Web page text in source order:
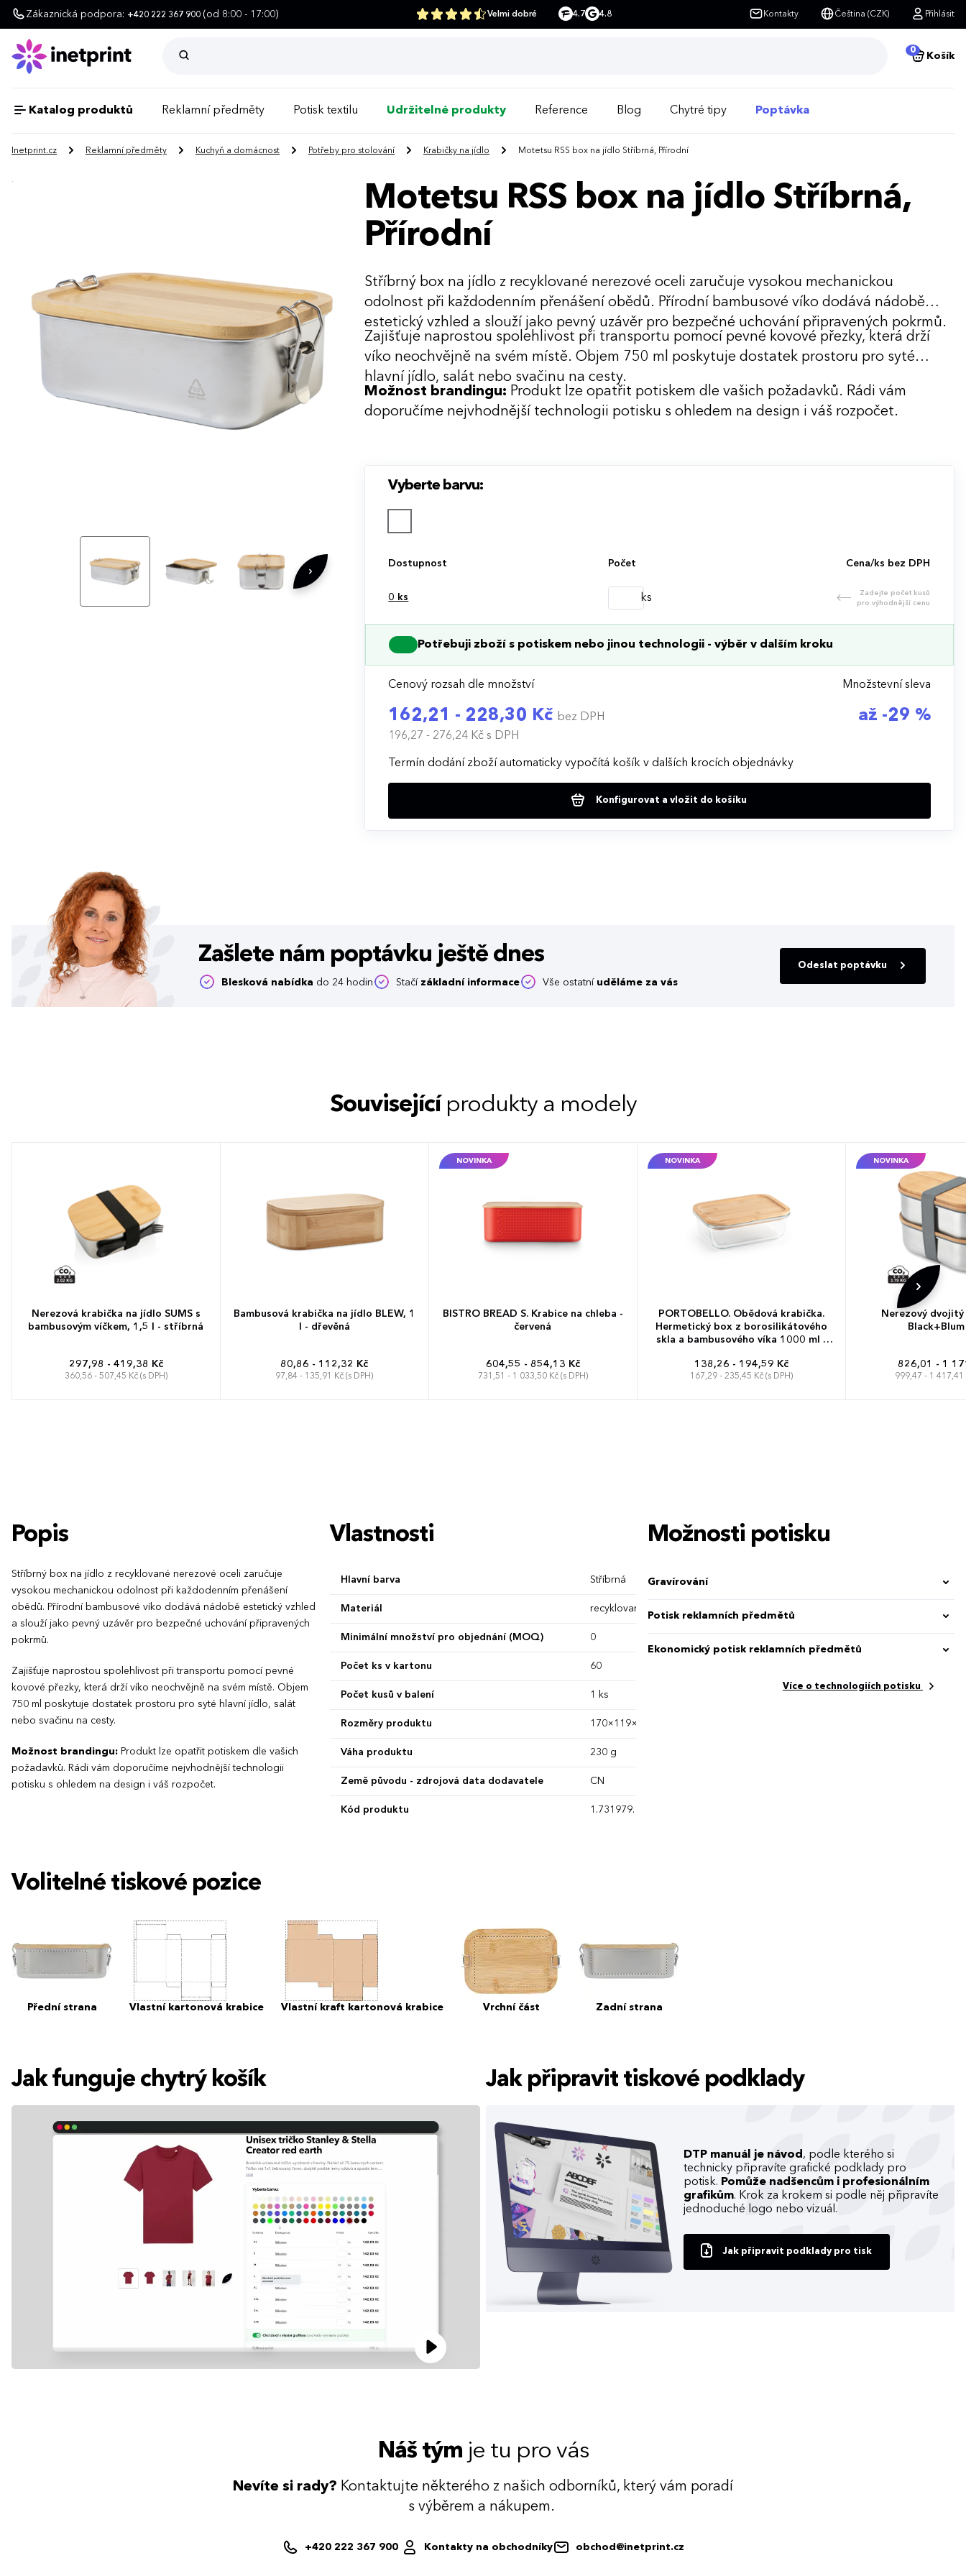
Zákaznická podpora: +420 222 367 900 (od 8:00 - 17:00) Velmi dobré 4.7 4.8 Kontakty Čeština (CZK) Přihlásit
0
Košík
Katalog produktů Reklamní předměty Potisk textilu Udržitelné produkty Reference Blog Chytré tipy Poptávka
Inetprint.cz Reklamní předměty Kuchyň a domácnost Potřeby pro stolování Krabičky na jídlo Motetsu RSS box na jídlo Stříbrná, Přírodní
Motetsu RSS box na jídlo Stříbrná,
Přírodní
Stříbrný box na jídlo z recyklované nerezové oceli zaručuje vysokou mechanickou
odolnost při každodenním přenášení obědů. Přírodní bambusové víko dodává nádobě
estetický vzhled a slouží jako pevný uzávěr pro bezpečné uchování připravených pokrmů.
Zajišťuje naprostou spolehlivost při transportu pomocí pevné kovové přezky, která drží
víko neochvějně na svém místě. Objem 750 ml poskytuje dostatek prostoru pro syté
hlavní jídlo, salát nebo svačinu na cesty.
Možnost brandingu: Produkt lze opatřit potiskem dle vašich požadavků. Rádi vám
doporučíme nejvhodnější technologii potisku s ohledem na design i váš rozpočet.
Vyberte barvu:
Dostupnost Počet Cena/ks bez DPH
0 ks ks
Zadejte počet kusů
pro výhodnější cenu
Potřebuji zboží s potiskem nebo jinou technologii - výběr v dalším kroku
Cenový rozsah dle množství
162,21 - 228,30 Kč bez DPH
196,27 - 276,24 Kčs DPH
Množstevní sleva
až -29 %
Termín dodání zboží automaticky vypočítá košík v dalších krocích objednávky
Konfigurovat a vložit do košíku
Zašlete nám poptávku ještě dnes
Blesková nabídka do 24 hodin Stačí základní informace Vše ostatní uděláme za vás
Odeslat poptávku
Související produkty a modely
Nerezová krabička na jídlo SUMS s
bambusovým víčkem, 1,5 l - stříbrná
297,98 - 419,38 Kč
360,56 - 507,45 Kč (s DPH)
Bambusová krabička na jídlo BLEW, 1
l - dřevěná
80,86 - 112,32 Kč
97,84 - 135,91 Kč (s DPH)
NOVINKA
BISTRO BREAD S. Krabice na chleba -
červená
604,55 - 854,13 Kč
731,51 - 1 033,50 Kč (s DPH)
NOVINKA
PORTOBELLO. Obědová krabička.
Hermetický box z borosilikátového
skla a bambusového víka 1000 ml -
138,26 - 194,59 Kč
167,29 - 235,45 Kč (s DPH)
NOVINKA
Nerezový
826,01 - 1
999,47 - 1 417,41
Popis
Stříbrný box na jídlo z recyklované nerezové oceli zaručuje
vysokou mechanickou odolnost při každodenním přenášení
obědů. Přírodní bambusové víko dodává nádobě estetický vzhled
a slouží jako pevný uzávěr pro bezpečné uchování připravených
pokrmů.
Zajišťuje naprostou spolehlivost při transportu pomocí pevné
kovové přezky, která drží víko neochvějně na svém místě. Objem
750 ml poskytuje dostatek prostoru pro syté hlavní jídlo, salát
nebo svačinu na cesty.
Možnost brandingu: Produkt lze opatřit potiskem dle vašich
požadavků. Rádi vám doporučíme nejvhodnější technologii
potisku s ohledem na design i váš rozpočet.
Vlastnosti
Hlavní barva Stříbrná
Materiál recyklovaná nerezová ocel, bambus
Minimální množství pro objednání (MOQ) 0
Počet ks v kartonu 60
Počet kusů v balení 1 ks
Rozměry produktu 170×119×57 mm
Váha produktu 230 g
Země původu - zdrojová data dodavatele CN
Kód produktu 1.731979.12393_1301.00
Možnosti potisku
Gravírování
Potisk reklamních předmětů
Ekonomický potisk reklamních předmětů
Více o technologiích potisku
Volitelné tiskové pozice
Přední strana Vlastní kartonová krabice Vlastní kraft kartonová krabice Vrchní část Zadní strana
Jak funguje chytrý košík Jak připravit tiskové podklady
DTP manuál je návod , podle kterého si
technicky připravíte grafické podklady pro
potisk. Pomůže nadšencům i profesionálním
grafikům. Krok za krokem si podle něj připravíte
jednoduché logo nebo vizuál.
Jak připravit podklady pro tisk
Náš tým je tu pro vás
Nevíte si rady? Kontaktujte některého z našich odborníků, který vám poradí
s výběrem a nákupem.
+420 222 367 900 Kontakty na obchodníky obchod@inetprint.cz